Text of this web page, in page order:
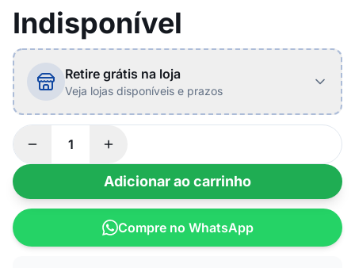
Indisponível
Retire grátis na loja
Veja lojas disponíveis e prazos
Adicionar ao carrinho
Compre no WhatsApp